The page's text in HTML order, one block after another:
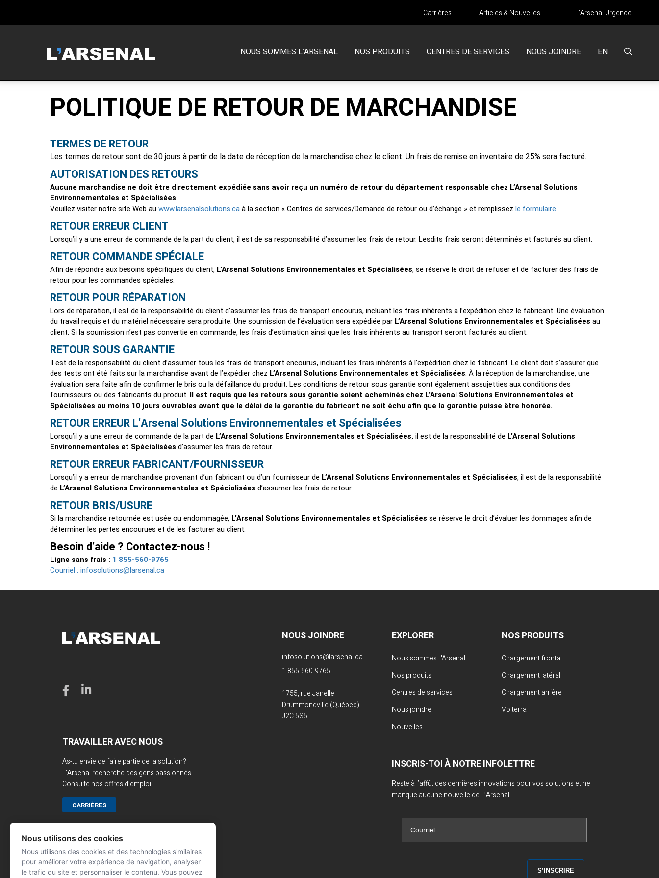
Carrières Articles & Nouvelles L’Arsenal Urgence
NOUS SOMMES L’ARSENAL NOS PRODUITS CENTRES DE SERVICES NOUS JOINDRE EN
Chargement frontal
Garantie
POLITIQUE DE RETOUR DE MARCHANDISE
TERMES DE RETOUR
Les termes de retour sont de 30 jours à partir de la date de réception de la marchandise chez le client. Un frais de remise en inventaire de 25% sera facturé.
AUTORISATION DES RETOURS
Aucune marchandise ne doit être directement expédiée sans avoir reçu un numéro de retour du département responsable chez L’Arsenal Solutions
Environnementales et Spécialisées.
Veuillez visiter notre site Web au www.larsenalsolutions.ca à la section « Centres de services/Demande de retour ou d’échange » et remplissez le formulaire.
RETOUR ERREUR CLIENT
Lorsqu’il y a une erreur de commande de la part du client, il est de sa responsabilité d’assumer les frais de retour. Lesdits frais seront déterminés et facturés au client.
RETOUR COMMANDE SPÉCIALE
Afin de répondre aux besoins spécifiques du client, L’Arsenal Solutions Environnementales et Spécialisées, se réserve le droit de refuser et de facturer des frais de
retour pour les commandes spéciales.
RETOUR POUR RÉPARATION
Lors de réparation, il est de la responsabilité du client d’assumer les frais de transport encourus, incluant les frais inhérents à l’expédition chez le fabricant. Une évaluation
du travail requis et du matériel nécessaire sera produite. Une soumission de l’évaluation sera expédiée par L’Arsenal Solutions Environnementales et Spécialisées au
client. Si la soumission n’est pas convertie en commande, les frais d’estimation ainsi que les frais inhérents au transport seront facturés au client.
RETOUR SOUS GARANTIE
Il est de la responsabilité du client d’assumer tous les frais de transport encourus, incluant les frais inhérents à l’expédition chez le fabricant. Le client doit s’assurer que
des tests ont été faits sur la marchandise avant de l’expédier chez L’Arsenal Solutions Environnementales et Spécialisées. À la réception de la marchandise, une
évaluation sera faite afin de confirmer le bris ou la défaillance du produit. Les conditions de retour sous garantie sont également assujetties aux conditions des
fournisseurs ou des fabricants du produit. Il est requis que les retours sous garantie soient acheminés chez L’Arsenal Solutions Environnementales et
Spécialisées au moins 10 jours ouvrables avant que le délai de la garantie du fabricant ne soit échu afin que la garantie puisse être honorée.
RETOUR ERREUR L’Arsenal Solutions Environnementales et Spécialisées
Lorsqu’il y a une erreur de commande de la part de L’Arsenal Solutions Environnementales et Spécialisées, il est de la responsabilité de L’Arsenal Solutions
Environnementales et Spécialisées d’assumer les frais de retour.
RETOUR ERREUR FABRICANT/FOURNISSEUR
Lorsqu’il y a erreur de marchandise provenant d’un fabricant ou d’un fournisseur de L’Arsenal Solutions Environnementales et Spécialisées, il est de la responsabilité
de L’Arsenal Solutions Environnementales et Spécialisées d’assumer les frais de retour.
RETOUR BRIS/USURE
Si la marchandise retournée est usée ou endommagée, L’Arsenal Solutions Environnementales et Spécialisées se réserve le droit d’évaluer les dommages afin de
déterminer les pertes encourues et de les facturer au client.
Besoin d’aide ? Contactez-nous !
Ligne sans frais : 1 855-560-9765
Courriel : infosolutions@larsenal.ca
TRAVAILLER AVEC NOUS
As-tu envie de faire partie de la solution?
L’Arsenal recherche des gens passionnés!
Consulte nos offres d’emploi.
CARRIÈRES
NOUS JOINDRE
infosolutions@larsenal.ca
1 855-560-9765
1755, rue Janelle
Drummondville (Québec)
J2C 5S5
EXPLORER
Nous sommes L'Arsenal
Nos produits
Centres de services
Nous joindre
Nouvelles
NOS PRODUITS
Chargement frontal
Chargement latéral
Chargement arrière
Volterra
INSCRIS-TOI À NOTRE INFOLETTRE
Reste à l’affût des dernières innovations pour vos solutions et ne
manque aucune nouvelle de L’Arsenal.
Nous utilisons des cookies
Nous utilisons des cookies et des technologies similaires
pour améliorer votre expérience de navigation, analyser
le trafic du site et personnaliser le contenu. Vous pouvez